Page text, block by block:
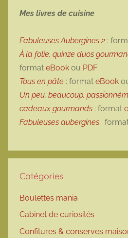
Mes livres de cuisine
Fabuleuses Aubergines 2 :
À la folie, quinze duos
format eBook ou PDF
Tous en pâte : format eBook
Un peu, beaucoup,
cadeaux gourmands : format
Fabuleuses aubergines :
Catégories
Boulettes mania
Cabinet de curiosités
Confitures & conserves